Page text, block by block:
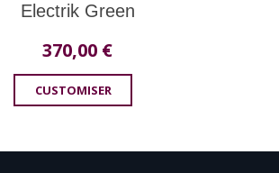
Electrik Green
370,00 €
CUSTOMISER